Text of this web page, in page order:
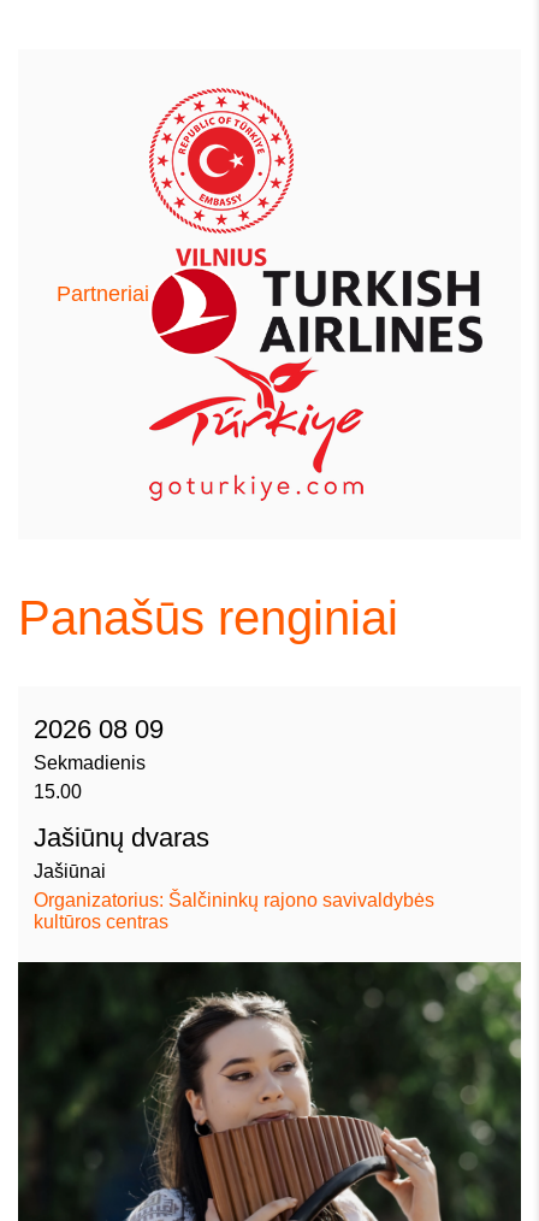
Partneriai
Panašūs renginiai
2026 08 09
Sekmadienis
15.00
Jašiūnų dvaras
Jašiūnai
Organizatorius: Šalčininkų rajono savivaldybės
kultūros centras